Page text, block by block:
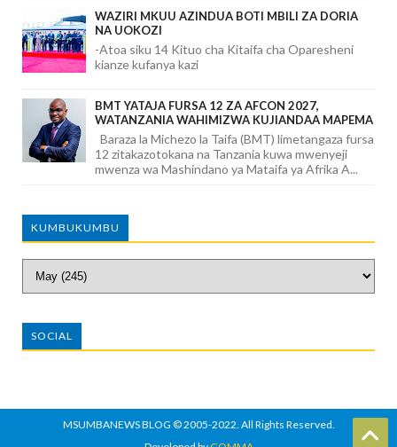
WAZIRI MKUU AZINDUA BOTI MBILI ZA DORIA
NA UOKOZI
-Atoa siku 14 Kituo cha Kitaifa cha Oparesheni
kianze kufanya kazi
BMT YATAJA FURSA 12 ZA AFCON 2027,
WATANZANIA WAHIMIZWA KUJIANDAA MAPEMA
Baraza la Michezo la Taifa (BMT) limetangaza fursa
12 zitakazotokana na Tanzania kuwa mwenyeji
mwenza wa Mashindano ya Mataifa ya Afrika A...
KUMBUKUMBU
SOCIAL
MSUMBANEWS BLOG © 2005-2022. All Rights Reserved.